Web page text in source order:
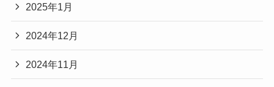
2025年1月
2024年12月
2024年11月